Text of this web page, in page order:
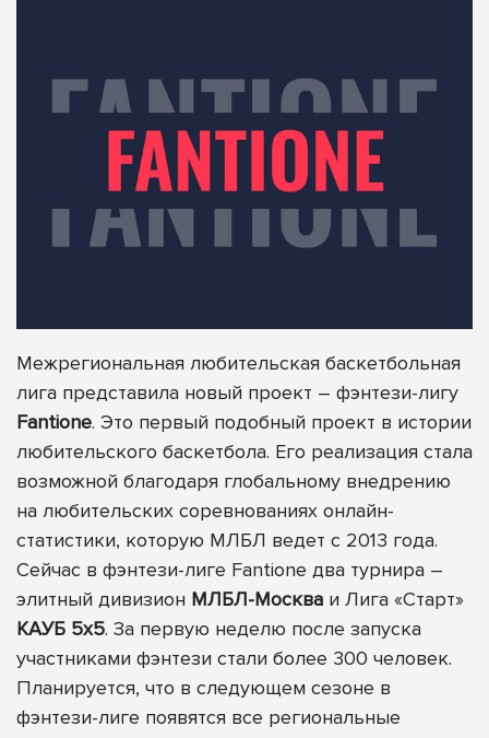
Межрегиональная любительская баскетбольная
лига представила новый проект – фэнтези-лигу
Fantione. Это первый подобный проект в истории
любительского баскетбола. Его реализация стала
возможной благодаря глобальному внедрению
на любительских соревнованиях онлайн-
статистики, которую МЛБЛ ведет с 2013 года.
Сейчас в фэнтези-лиге Fantione два турнира –
элитный дивизион МЛБЛ-Москва и Лига «Старт»
КАУБ 5х5. За первую неделю после запуска
участниками фэнтези стали более 300 человек.
Планируется, что в следующем сезоне в
фэнтези-лиге появятся все региональные